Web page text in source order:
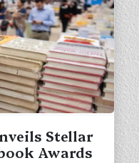
Stellar
Awards